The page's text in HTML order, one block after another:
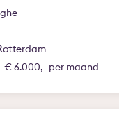
Je kijkt verder
signaleert
naar kansen en
€ 6.000,- per maand